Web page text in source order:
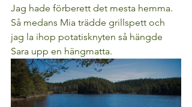
Jag hade förberett det mesta hemma.
Så medans Mia trädde grillspett och
jag la ihop potatisknyten så hängde
Sara upp en hängmatta.